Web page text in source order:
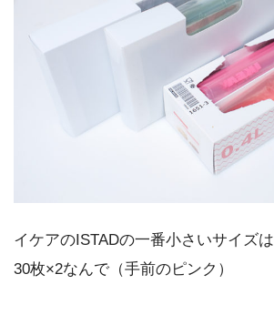
イケアのISTADの一番小さいサイズは
30枚×2なんで（手前のピンク）